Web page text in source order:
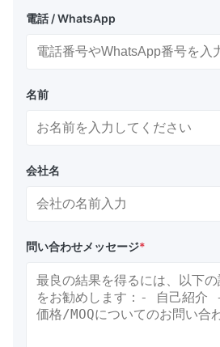
電話 / WhatsApp
名前
会社名
問い合わせメッセージ*